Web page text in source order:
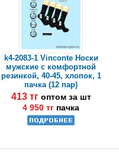
k4-2083-1 Vinconte Носки
мужские с комфортной
резинкой, 40-45, хлопок, 1
пачка (12 пар)
413 тг оптом за шт
4 950 тг пачка